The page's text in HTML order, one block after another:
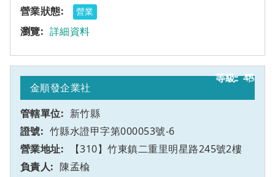
營業
詳細資料
45
金順發企業社
新竹縣
竹縣水證甲字第000053號-6
【310】竹東鎮二重里明星路245號2樓
甲
陳孟楡